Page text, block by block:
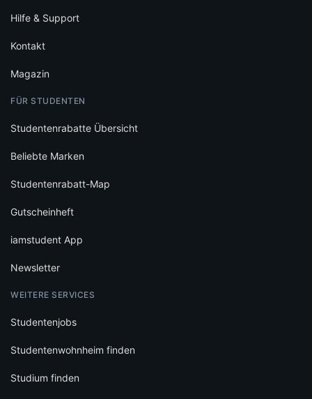
Hilfe & Support
Kontakt
Magazin
FÜR STUDENTEN
Studentenrabatte Übersicht
Beliebte Marken
Studentenrabatt-Map
Gutscheinheft
iamstudent App
Newsletter
WEITERE SERVICES
Studentenjobs
Studentenwohnheim finden
Studium finden